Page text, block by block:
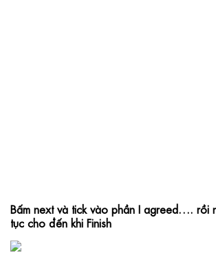
Bấm next và tick vào phần I agreed…. rồi
tục cho đến khi Finish